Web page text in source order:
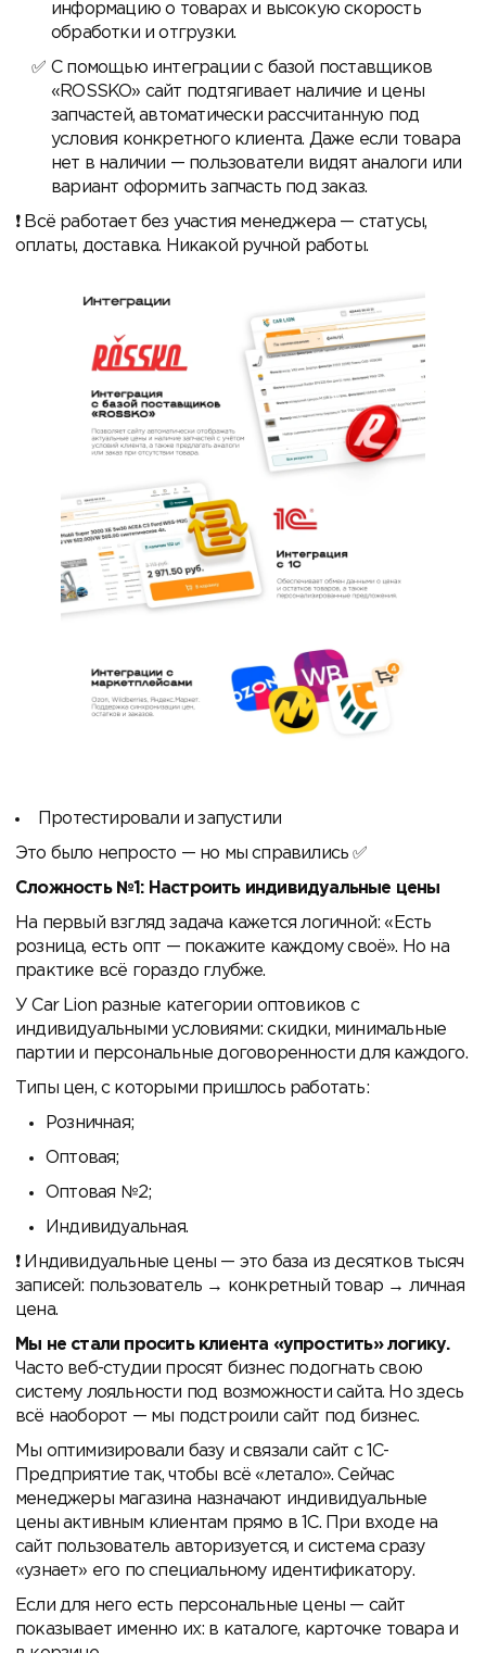
информацию о товарах и высокую скорость
обработки и отгрузки.
С помощью интеграции с базой поставщиков
«ROSSKO» сайт подтягивает наличие и цены
запчастей, автоматически рассчитанную под
условия конкретного клиента. Даже если товара
нет в наличии — пользователи видят аналоги или
вариант оформить запчасть под заказ.
Всё работает без участия менеджера — статусы,
оплаты, доставка. Никакой ручной работы.
Протестировали и запустили
Это было непросто — но мы справились
Сложность №1: Настроить индивидуальные цены
На первый взгляд задача кажется логичной: «Есть
розница, есть опт — покажите каждому своё». Но на
практике всё гораздо глубже.
У Car Lion разные категории оптовиков с
индивидуальными условиями: скидки, минимальные
партии и персональные договоренности для каждого.
Типы цен, с которыми пришлось работать:
Розничная;
Оптовая;
Оптовая №2;
Индивидуальная.
Индивидуальные цены — это база из десятков тысяч
записей: пользователь → конкретный товар → личная
цена.
Мы не стали просить клиента «упростить» логику.
Часто веб-студии просят бизнес подогнать свою
систему лояльности под возможности сайта. Но здесь
всё наоборот — мы подстроили сайт под бизнес.
Мы оптимизировали базу и связали сайт с 1С-
Предприятие так, чтобы всё «летало». Сейчас
менеджеры магазина назначают индивидуальные
цены активным клиентам прямо в 1С. При входе на
сайт пользователь авторизуется, и система сразу
«узнает» его по специальному идентификатору.
Если для него есть персональные цены — сайт
показывает именно их: в каталоге, карточке товара и